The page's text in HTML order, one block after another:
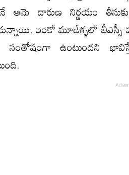
ఆమె దారుణ నిర్ణయం
ఇంకో మూడేళ్ళలో బీఎస్సీ
సంతోషంగా ఉంటుందని